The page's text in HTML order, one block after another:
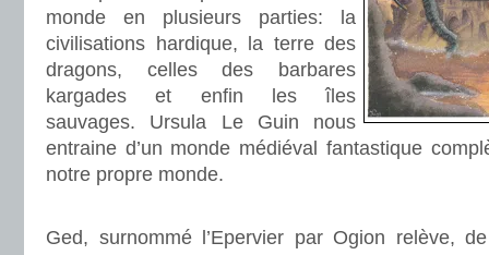
monde en plusieurs parties: la
civilisations hardique, la terre des
dragons, celles des barbares
kargades et enfin les îles
sauvages. Ursula Le Guin nous
entraine d’un monde médiéval fantastique
notre propre monde.
Ged, surnommé l’Epervier par Ogion relève,